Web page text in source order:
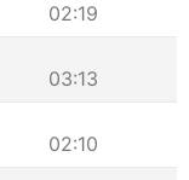
02:19
03:13
02:10